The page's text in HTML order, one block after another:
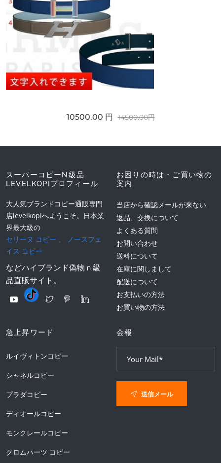
10500.00 円 14500.00円
スーパーコピーN級品
LEVELKOPIプロフィール
大人気ブランドコピー通販専門
店levelkopiへようこそ。日本業
界最大級の
セリーヌ コピー 、
ノースフェ
イス コピー
などハイブランド偽物ｎ級
品直販サイト。
お困りの時は・ご買い物の
案内
当店から確認メールが来ない
返品、交換について
よくある質問
お問い合わせ
送料について
在庫に関しまして
配送について
お支払いの方法
お買い物の方法
急上昇ワード
ルイヴィトンコピー
シャネルコピー
プラダコピー
ディオールコピー
モンクレールコピー
クロムハーツ コピー
会報
送信メール